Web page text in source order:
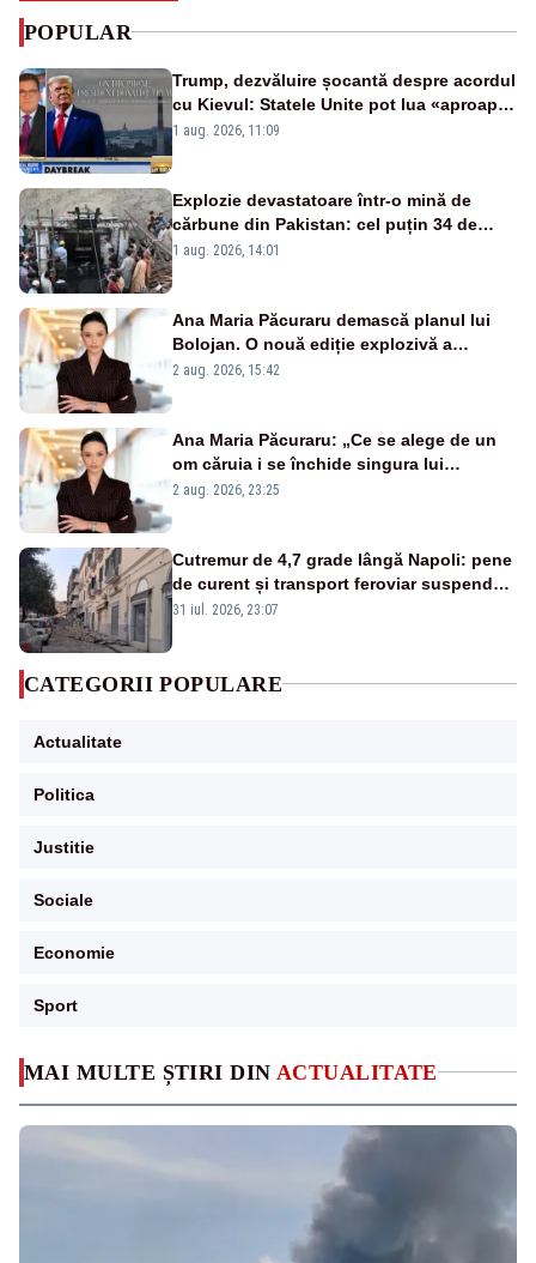
MAI MULTE ȘTIRI DIN ACTUALITATE
POPULAR
Trump, dezvăluire șocantă despre acordul
cu Kievul: Statele Unite pot lua «aproape
tot ce vor» din minele Ucrainei”
1 aug. 2026, 11:09
Explozie devastatoare într-o mină de
cărbune din Pakistan: cel puțin 34 de
morți - VIDEO
1 aug. 2026, 14:01
Ana Maria Păcuraru demască planul lui
Bolojan. O nouă ediție explozivă a
emisiunii „Miza Zilei” la Realitatea PLUS
2 aug. 2026, 15:42
Ana Maria Păcuraru: „Ce se alege de un
om căruia i se închide singura lui
portiță?”
2 aug. 2026, 23:25
Cutremur de 4,7 grade lângă Napoli: pene
de curent și transport feroviar suspendat
- VIDEO
31 iul. 2026, 23:07
CATEGORII POPULARE
Actualitate
Politica
Justitie
Sociale
Economie
Sport